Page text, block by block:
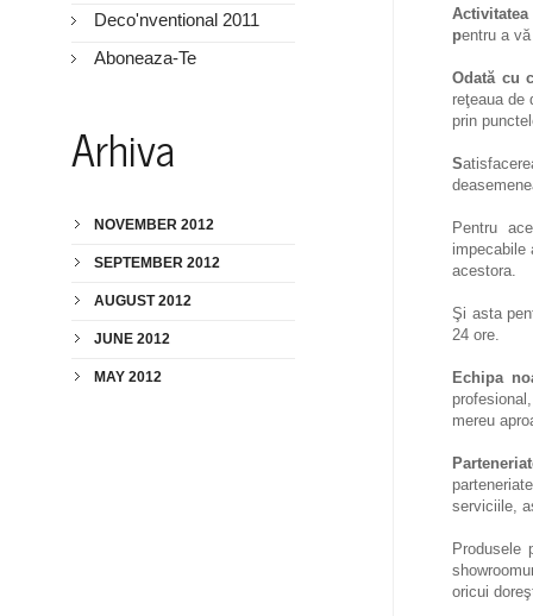
pentru a
Odată cu
reţeaua de
prin
S
Pentru
impecabile
acestora.
Şi asta
24 ore.
Echipa
mereu
serviciile,
Produsele
oricui
Deco'nventional 2011
Aboneaza-Te
Arhiva
NOVEMBER 2012
SEPTEMBER 2012
AUGUST 2012
JUNE 2012
MAY 2012